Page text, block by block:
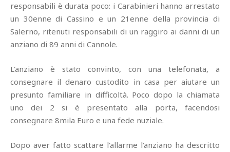
responsabili è durata poco: i Carabinieri hanno arrestato
un 30enne di Cassino e un 21enne della provincia di
Salerno, ritenuti responsabili di un raggiro ai danni di un
anziano di 89 anni di Cannole.
L'anziano è stato convinto, con una telefonata, a
consegnare il denaro custodito in casa per aiutare un
presunto familiare in difficoltà. Poco dopo la chiamata
uno dei 2 si è presentato alla porta, facendosi
consegnare 8mila Euro e una fede nuziale.
Dopo aver fatto scattare l'allarme l'anziano ha descritto